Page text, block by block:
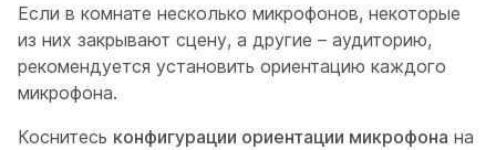
Если в комнате несколько микрофонов, некоторые
из них закрывают сцену, а другие – аудиторию,
рекомендуется установить ориентацию каждого
микрофона.
Коснитесь конфигурации ориентации микрофона на